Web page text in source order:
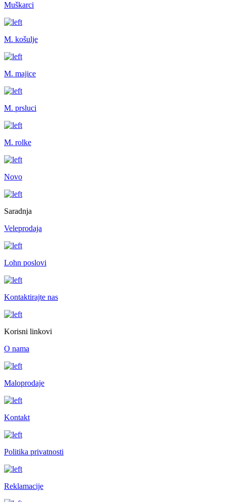
Muškarci
M. košulje
M. majice
M. prsluci
M. rolke
Novo
Saradnja
Veleprodaja
Lohn poslovi
Kontaktirajte nas
Korisni linkovi
O nama
Maloprodaje
Kontakt
Politika privatnosti
Reklamacije